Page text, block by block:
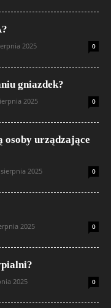
2025 0
gniazdek?
2025 0
osoby urządzające
sierpnia 2025 0
2025 0
2025 0